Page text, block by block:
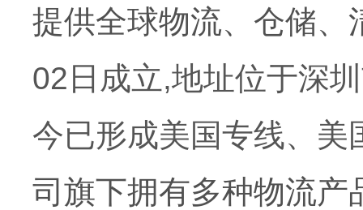
提供全球物流、仓储、
02日成立,地址位于深
今已形成美国专线、美
司旗下拥有多种物流产